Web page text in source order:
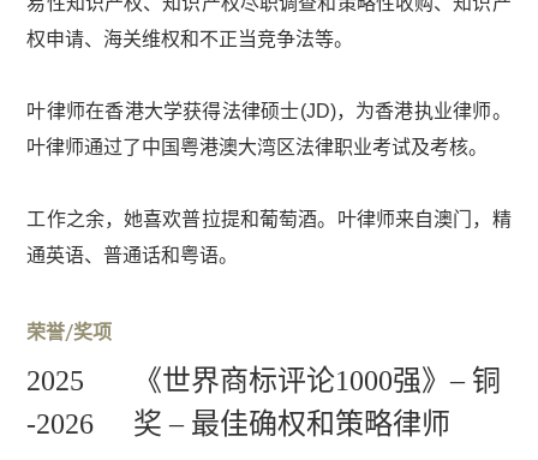
权申请、海关维权和不正当竞争法等。
叶律师在香港大学获得法律硕士(JD)，为香港执业律师。
叶律师通过了中国粤港澳大湾区法律职业考试及考核。
工作之余，她喜欢普拉提和葡萄酒。叶律师来自澳门，精
通英语、普通话和粤语。
荣誉/奖项
2025
-2026
《世界商标评论1000强》– 铜
奖 – 最佳确权和策略律师
业
询
并
建
筑
证
服
务